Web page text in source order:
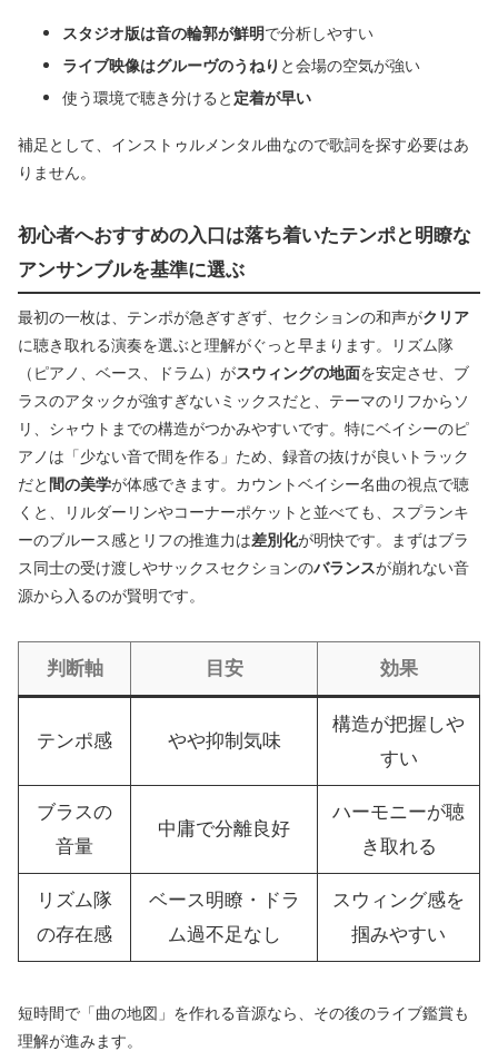
スタジオ版は音の輪郭が鮮明で分析しやすい
ライブ映像はグルーヴのうねり と会場の空気が強い
使う環境で聴き分けると 定着が早い
補足として、インストゥルメンタル曲なので歌詞を探す必要はあ
りません。
初心者へおすすめの入口は落ち着いたテンポと明瞭な
アンサンブルを基準に選ぶ
最初の一枚は、テンポが急ぎすぎず、セクションの和声がクリア
に聴き取れる演奏を選ぶと理解がぐっと早まります。リズム隊
（ピアノ、ベース、ドラム）がスウィングの地面を安定させ、ブ
ラスのアタックが強すぎないミックスだと、テーマのリフからソ
リ、シャウトまでの構造がつかみやすいです。特にベイシーのピ
アノは「少ない音で間を作る」ため、録音の抜けが良いトラック
だと 間の美学が体感できます。カウントベイシー名曲の視点で聴
くと、リルダーリンやコーナーポケットと並べても、スプランキ
ーのブルース感とリフの推進力は差別化が明快です。まずはブラ
ス同士の受け渡しやサックスセクションのバランスが崩れない音
源から入るのが賢明です。
判断軸 目安 効果
テンポ感 やや抑制気味
構造が把握しや
すい
ブラスの
音量
中庸で分離良好
ハーモニーが聴
き取れる
リズム隊
の存在感
ベース明瞭・ドラ
ム過不足なし
スウィング感を
掴みやすい
短時間で「曲の地図」を作れる音源なら、その後のライブ鑑賞も
理解が進みます。